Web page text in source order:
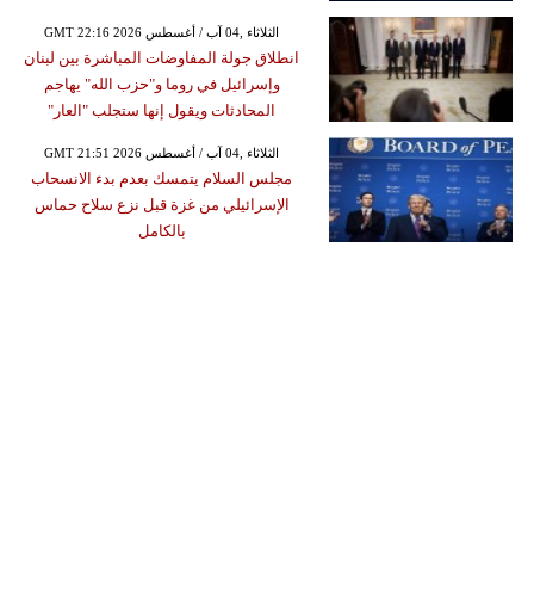
GMT 22:16 2026 الثلاثاء ,04 آب / أغسطس
انطلاق جولة المفاوضات المباشرة بين لبنان
وإسرائيل في روما و"حزب الله" يهاجم
المحادثات ويقول إنها ستجلب "العار"
GMT 21:51 2026 الثلاثاء ,04 آب / أغسطس
مجلس السلام يتمسك بعدم بدء الانسحاب
الإسرائيلي من غزة قبل نزع سلاح حماس
بالكامل